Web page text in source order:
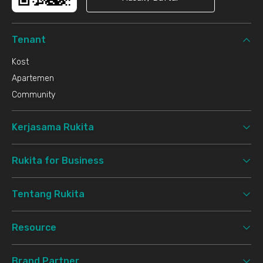
Tenant
Kost
Apartemen
Community
Kerjasama Rukita
Rukita for Business
Tentang Rukita
Resource